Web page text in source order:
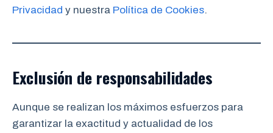
Privacidad y nuestra Política de Cookies.
Exclusión de responsabilidades
Aunque se realizan los máximos esfuerzos para
garantizar la exactitud y actualidad de los